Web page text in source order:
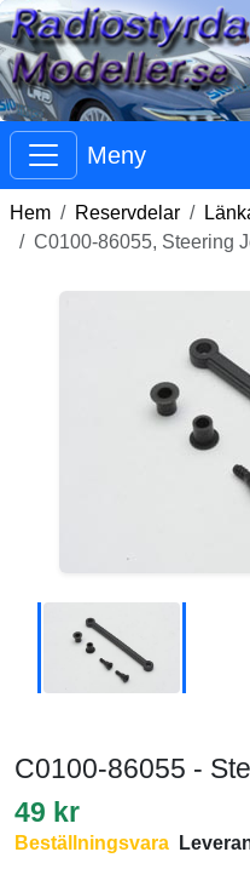
Meny
Hem Reservdelar
C0100-86055, Steering
C0100-86055 -
49 kr
Beställningsvara